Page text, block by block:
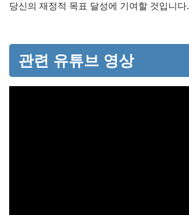
당신의 재정적 목표 달성에 기여할 것입니다.
관련 유튜브 영상